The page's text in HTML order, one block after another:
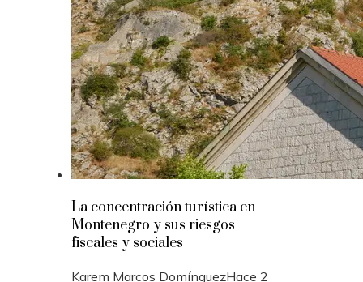
La concentración turística en
Montenegro y sus riesgos
fiscales y sociales
Karem Marcos DomínguezHace 2